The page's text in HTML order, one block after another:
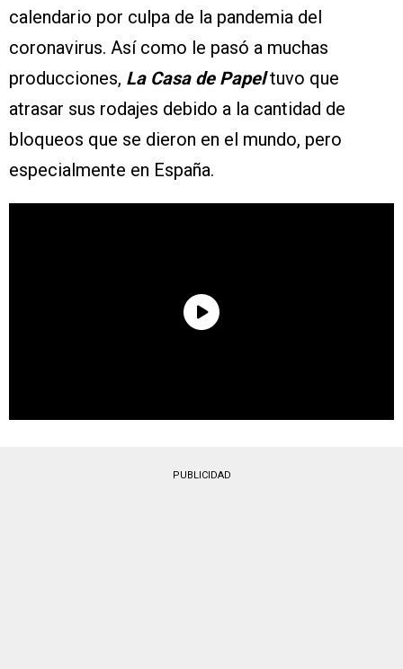
calendario por culpa de la pandemia del
coronavirus. Así como le pasó a muchas
producciones, La Casa de Papeltuvo que
atrasar sus rodajes debido a la cantidad de
bloqueos que se dieron en el mundo, pero
especialmente en España.
PUBLICIDAD